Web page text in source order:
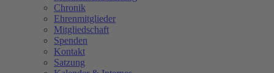
Chronik
Ehrenmitglieder
Mitgliedschaft
Spenden
Kontakt
Satzung